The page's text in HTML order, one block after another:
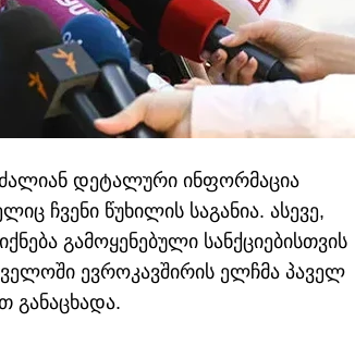
დეტალური ინფორმაცია
ჩვენი წუხილის საგანია. ასევე,
გამოყენებული სანქციებისთვის
ევროკავშირის ელჩმა პაველ
განაცხადა.